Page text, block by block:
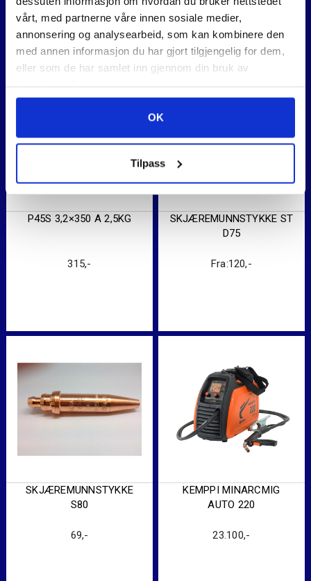
vårt, med partnerne våre innen sosiale medier,
annonsering og analysearbeid, som kan kombinere den
med annen informasjon du har gjort tilgjengelig for dem,
eller som de har samlet inn gjennom din bruk av
OK
Tilpass
Relaterte produkter
P45S 3,2×350 A 2,5KG
315,-
SKJÆREMUNNSTYKKE ST
D75
Fra:120,-
SKJÆREMUNNSTYKKE
S80
69,-
KEMPPI MINARCMIG
AUTO 220
23.100,-